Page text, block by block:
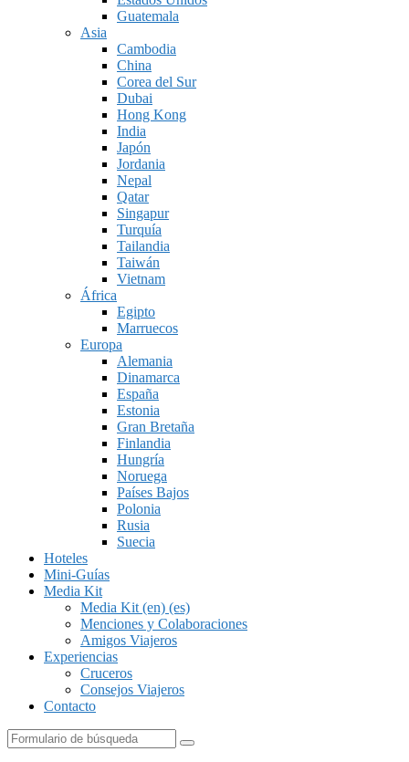
Guatemala
Asia
Cambodia
China
Corea del Sur
Dubai
Hong Kong
India
Japón
Jordania
Nepal
Qatar
Singapur
Turquía
Tailandia
Taiwán
Vietnam
África
Egipto
Marruecos
Europa
Alemania
Dinamarca
España
Estonia
Gran Bretaña
Finlandia
Hungría
Noruega
Países Bajos
Polonia
Rusia
Suecia
Hoteles
Mini-Guías
Media Kit
Media Kit (en) (es)
Menciones y Colaboraciones
Amigos Viajeros
Experiencias
Cruceros
Consejos Viajeros
Contacto
Buscar